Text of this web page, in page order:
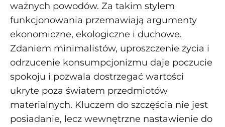
ważnych powodów. Za takim stylem
funkcjonowania przemawiają argumenty
ekonomiczne, ekologiczne i duchowe.
Zdaniem minimalistów, uproszczenie życia i
odrzucenie konsumpcjonizmu daje poczucie
spokoju i pozwala dostrzegać wartości
ukryte poza światem przedmiotów
materialnych. Kluczem do szczęścia nie jest
posiadanie, lecz wewnętrzne nastawienie do